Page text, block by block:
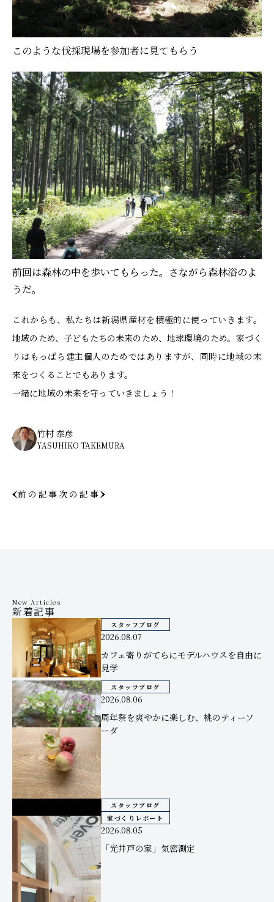
このような伐採現場を参加者に見てもらう
前回は森林の中を歩いてもらった。さながら森林浴のよ
うだ。
これからも、私たちは新潟県産材を積極的に使っていきます。
地域のため、子どもたちの未来のため、地球環境のため。家づく
りはもっぱら建主個人のためではありますが、同時に地域の未
来をつくることでもあります。
一緒に地域の未来を守っていきましょう！
竹村 泰彦
YASUHIKO TAKEMURA
前の記事次の記事
New Articles
新着記事
スタッフブログ
2026.08.07
カフェ寄りがてらにモデルハウスを自由に
見学
スタッフブログ
2026.08.06
周年祭を爽やかに楽しむ、桃のティーソ
ーダ
スタッフブログ
家づくりレポート
2026.08.05
「光井戸の家」気密測定